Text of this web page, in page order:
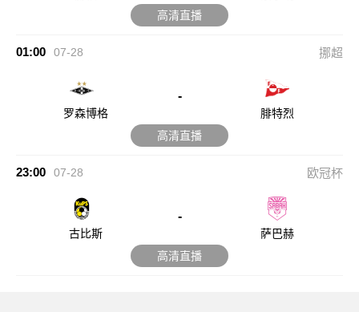
高清直播
01:00 07-28 挪超
罗森博格
-
腓特烈
高清直播
23:00 07-28 欧冠杯
古比斯
-
萨巴赫
高清直播